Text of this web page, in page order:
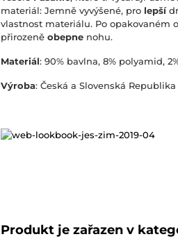
materiál: Jemně vyvýšené, pro lepší
vlastnost materiálu. Po opakovaném
přirozeně obepne nohu.
Materiál: 90% bavlna, 8% polyamid,
Výroba: Česká a Slovenská Republika
Produkt je zařazen v